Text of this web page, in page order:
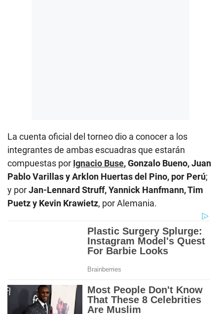
La cuenta oficial del torneo dio a conocer a los
integrantes de ambas escuadras que estarán
compuestas por Ignacio Buse, Gonzalo Bueno, Juan
Pablo Varillas y Arklon Huertas del Pino, por Perú;
y porJan-Lennard Struff, Yannick Hanfmann, Tim
Puetz y Kevin Krawietz, por Alemania.